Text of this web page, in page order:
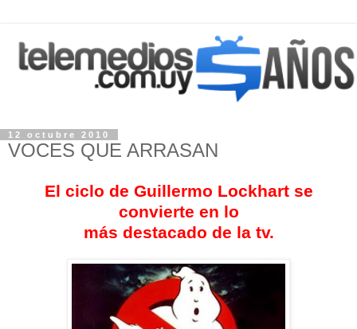
12 octubre 2010
VOCES QUE ARRASAN
El ciclo de Guillermo Lockhart se
convierte en lo
más destacado de la tv.